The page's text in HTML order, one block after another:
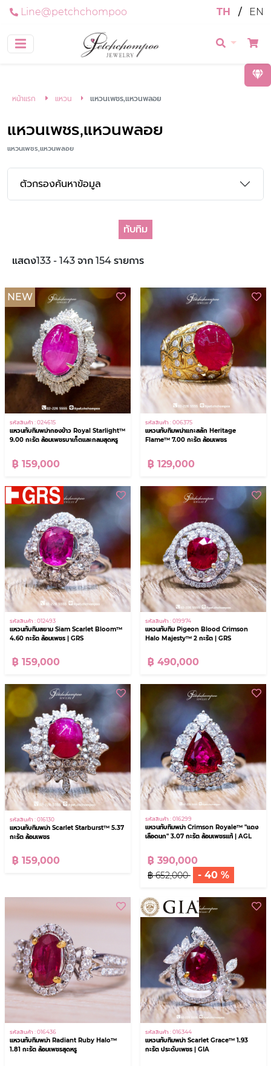
Line@petchchompoo TH / EN
หน้าแรก แหวน แหวนเพชร,แหวนพลอย
แหวนเพชร,แหวนพลอย
แหวนเพชร,แหวนพลอย
ตัวกรองค้นหาข้อมูล
ทับทิม
แสดง133 - 143 จาก 154 รายการ
NEW
รหัสสินค้า : 024615
แหวนทับทิมพม่ากองข้าว Royal Starlight™
9.00 กะรัต ล้อมเพชรบาเก็ตและกลมสุดหรู
฿ 159,000
รหัสสินค้า : 006375
แหวนทับทิมพม่าแกะสลัก Heritage
Flame™ 7.00 กะรัต ล้อมเพชร
฿ 129,000
รหัสสินค้า : 012493
แหวนทับทิมสยาม Siam Scarlet Bloom™
4.60 กะรัต ล้อมเพชร | GRS
฿ 159,000
รหัสสินค้า : 019974
แหวนทับทิม Pigeon Blood Crimson
Halo Majesty™ 2 กะรัต | GRS
฿ 490,000
รหัสสินค้า : 016130
แหวนทับทิมพม่า Scarlet Starburst™ 5.37
กะรัต ล้อมเพชร
฿ 159,000
รหัสสินค้า : 016299
แหวนทับทิมพม่า Crimson Royale™ "แดง
เลือดนก" 3.07 กะรัต ล้อมเพชรแท้ | AGL
฿ 390,000
฿ 652,000 - 40 %
รหัสสินค้า : 016436
แหวนทับทิมพม่า Radiant Ruby Halo™
1.81 กะรัต ล้อมเพชรสุดหรู
รหัสสินค้า : 016344
แหวนทับทิมพม่า Scarlet Grace™ 1.93
กะรัต ประดับเพชร | GIA